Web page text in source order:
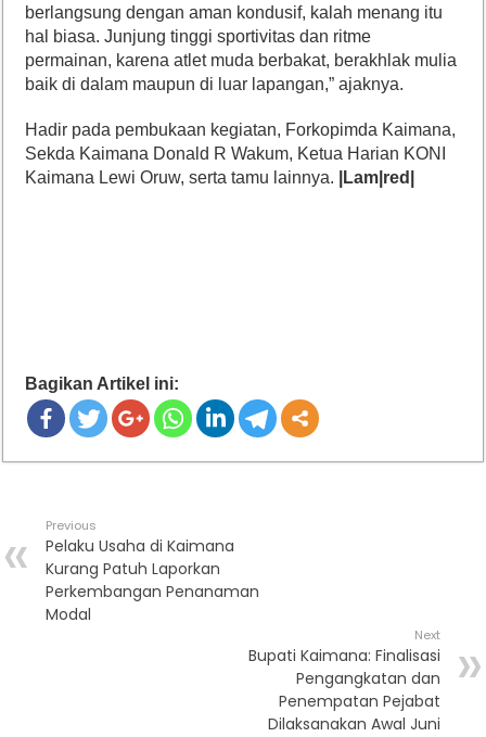
berlangsung dengan aman kondusif, kalah menang itu
hal biasa. Junjung tinggi sportivitas dan ritme
permainan, karena atlet muda berbakat, berakhlak mulia
baik di dalam maupun di luar lapangan,” ajaknya.
Hadir pada pembukaan kegiatan, Forkopimda Kaimana,
Sekda Kaimana Donald R Wakum, Ketua Harian KONI
Kaimana Lewi Oruw, serta tamu lainnya.
|Lam|red|
Bagikan Artikel ini:
Previous
Pelaku Usaha di Kaimana
Kurang Patuh Laporkan
Perkembangan Penanaman
Modal
Next
Bupati Kaimana: Finalisasi
Pengangkatan dan
Penempatan Pejabat
Dilaksanakan Awal Juni